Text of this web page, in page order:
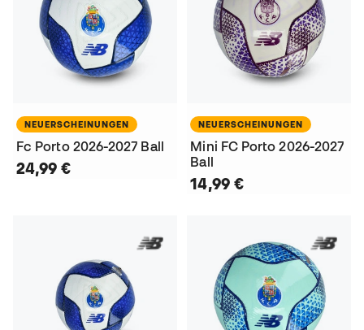
NEUERSCHEINUNGEN
Fc Porto 2026-2027 Ball
24,99 €
NEUERSCHEINUNGEN
Mini FC Porto 2026-2027
Ball
14,99 €